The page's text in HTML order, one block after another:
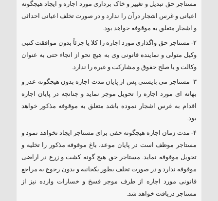
مستاجر حق تبدیل و تغییر و خاک برداری مورد اجاره و ایجاد هیچگونه
اعیانی و غرس اشجار درآن را ندارد و در صورت تخلف اعیانی احداثی
و اشجار متعلق به موقوفه خواهد بود.
۲- مستاجر حق واگذاری مورد اجاره را کلا یا جزئاً بدون موافقت کتبی
وکیل متولی و نماینده قانونی وی به هیچ نحو از انجاء حتی به عنوان
وکالت و یا صلح حقوق و مشارکت و غیره را ندارد.
۳- مستاجر می بایستی پس از پایان مدت اجاره بدون هیچگونه عذر و
بهانه ای مورد اجاره را تحویل موجر نماید و چنانچه در پایان اجاره
اقدام به غرس اشجار نموده باشد متعلق به موقوفه مذکور خواهد
بود.
۴- مدت زمان اجاره هیچگونه حقی برای مستاجر ایجاد نخواهد نمود و
مستاجر موظف است در پایان موعد، باغ موقوفه مذکور را تخلیه و
تحویل موقوفه نماید. مستاجر حق هیچ گونه کشت و زرع در اراضی
موقوفه ندارد و در صورت تخلف بطور یکجانبه و بدون رجوع به مراجع
قانونی مورد اجاره از طرف موجر فسخ و خسارات وارده نیز از
مستاجر دریافت خواهد شد.